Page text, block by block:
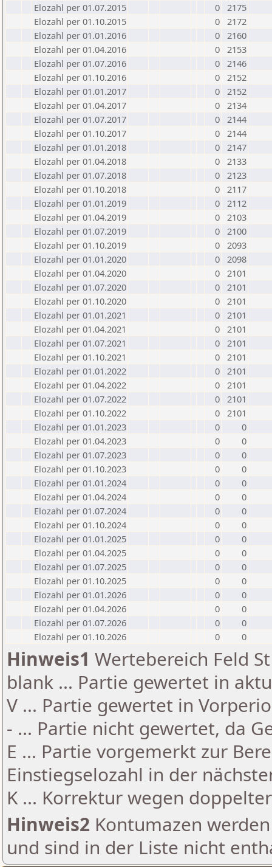
Elozahl per 01.07.2015
0 2175
Elozahl per 01.10.2015
0 2172
Elozahl per 01.01.2016
0 2160
Elozahl per 01.04.2016
0 2153
Elozahl per 01.07.2016
0 2146
Elozahl per 01.10.2016
0 2152
Elozahl per 01.01.2017
0 2152
Elozahl per 01.04.2017
0 2134
Elozahl per 01.07.2017
0 2144
Elozahl per 01.10.2017
0 2144
Elozahl per 01.01.2018
0 2147
Elozahl per 01.04.2018
0 2133
Elozahl per 01.07.2018
0 2123
Elozahl per 01.10.2018
0 2117
Elozahl per 01.01.2019
0 2112
Elozahl per 01.04.2019
0 2103
Elozahl per 01.07.2019
0 2100
Elozahl per 01.10.2019
0 2093
Elozahl per 01.01.2020
0 2098
Elozahl per 01.04.2020
0 2101
Elozahl per 01.07.2020
0 2101
Elozahl per 01.10.2020
0 2101
Elozahl per 01.01.2021
0 2101
Elozahl per 01.04.2021
0 2101
Elozahl per 01.07.2021
0 2101
Elozahl per 01.10.2021
0 2101
Elozahl per 01.01.2022
0 2101
Elozahl per 01.04.2022
0 2101
Elozahl per 01.07.2022
0 2101
Elozahl per 01.10.2022
0 2101
Elozahl per 01.01.2023
0
0
Elozahl per 01.04.2023
0
0
Elozahl per 01.07.2023
0
0
Elozahl per 01.10.2023
0
0
Elozahl per 01.01.2024
0
0
Elozahl per 01.04.2024
0
0
Elozahl per 01.07.2024
0
0
Elozahl per 01.10.2024
0
0
Elozahl per 01.01.2025
0
0
Elozahl per 01.04.2025
0
0
Elozahl per 01.07.2025
0
0
Elozahl per 01.10.2025
0
0
Elozahl per 01.01.2026
0
0
Elozahl per 01.04.2026
0
0
Elozahl per 01.07.2026
0
0
Elozahl per 01.10.2026
0 0
Hinweis1 Wertebereich Feld
blank ... Partie gewertet in
V ... Partie gewertet in
- ... Partie nicht gewertet, da
E ... Partie vorgemerkt zur
Einstiegselozahl in der
K ... Korrektur wegen
Hinweis2 Kontumazen
und sind in der Liste nicht